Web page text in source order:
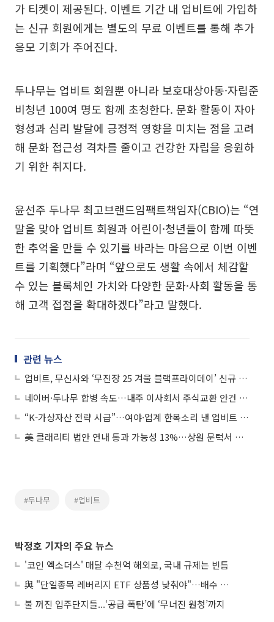
가 티켓이 제공된다. 이벤트 기간 내 업비트에 가입하
는 신규 회원에게는 별도의 무료 이벤트를 통해 추가
응모 기회가 주어진다.
두나무는 업비트 회원뿐 아니라 보호대상아동·자립준
비청년 100여 명도 함께 초청한다. 문화 활동이 자아
형성과 심리 발달에 긍정적 영향을 미치는 점을 고려
해 문화 접근성 격차를 줄이고 건강한 자립을 응원하
기 위한 취지다.
윤선주 두나무 최고브랜드임팩트책임자(CBIO)는 “연
말을 맞아 업비트 회원과 어린이·청년들이 함께 따뜻
한 추억을 만들 수 있기를 바라는 마음으로 이번 이벤
트를 기획했다”라며 “앞으로도 생활 속에서 체감할
수 있는 블록체인 가치와 다양한 문화·사회 활동을 통
해 고객 접점을 확대하겠다”라고 말했다.
관련 뉴스
업비트, 무신사와 ‘무진장 25 겨울 블랙프라이데이’ 신규 회원 이벤트
네이버·두나무 합병 속도…내주 이사회서 주식교환 안건 상정
“K-가상자산 전략 시급”…여야·업계 한목소리 낸 업비트 디콘 2025
美 클래리티 법안 연내 통과 가능성 13%…상원 문턱서 제동
#두나무 #업비트
박정호 기자의 주요 뉴스
'코인 엑소더스' 매달 수천억 해외로, 국내 규제는 빈틈
與 "단일종목 레버리지 ETF 상품성 낮춰야"…배수 조정안도 거론
불 꺼진 입주단지들...‘공급 폭탄’에 ‘무너진 원청’까지